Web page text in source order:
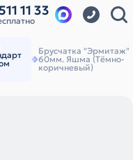
11 33
Брусчатка "Эрмитаж"
60мм. Яшма (Тёмно-
коричневый)